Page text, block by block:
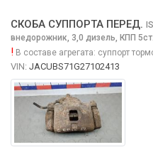
СКОБА СУППОРТА ПЕРЕД.
внедорожник, 3,0 дизель, КПП 5ст.
! В составе агрегата: суппорт
VIN: JACUBS71G27102413